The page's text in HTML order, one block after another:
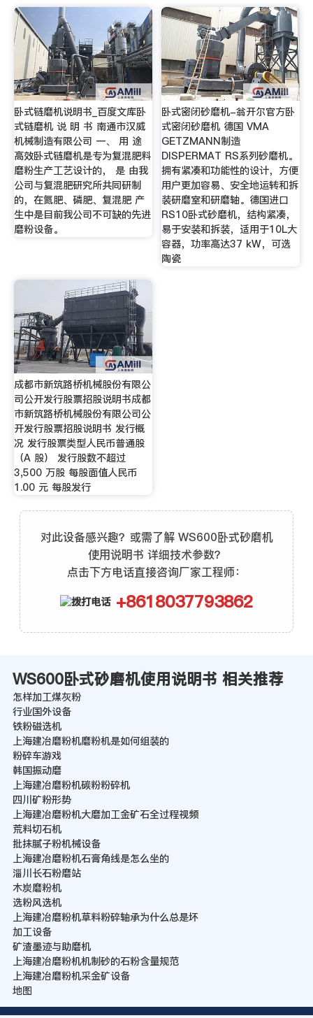
卧式链磨机说明书_百度文库卧
式链磨机 说 明 书 南通市汉威
机械制造有限公司 一、 用 途
高效卧式链磨机是专为复混肥料
磨粉生产工艺设计的， 是 由我
公司与复混肥研究所共同研制
的，在氮肥、磷肥、复混肥 产
生中是目前我公司不可缺的先进
磨粉设备。
卧式密闭砂磨机-翁开尔官方卧
式密闭砂磨机 德国 VMA
GETZMANN制造
DISPERMAT RS系列砂磨机。
拥有紧凑和功能性的设计，方便
用户更加容易、安全地运转和拆
装研磨室和研磨轴。德国进口
RS10卧式砂磨机，结构紧凑，
易于安装和拆装，适用于10L大
容器，功率高达37 kW，可选
陶瓷
成都市新筑路桥机械股份有限公
司公开发行股票招股说明书成都
市新筑路桥机械股份有限公司公
开发行股票招股说明书 发行概
况 发行股票类型人民币普通股
（A 股） 发行股数不超过
3,500 万股 每股面值人民币
1.00 元 每股发行
对此设备感兴趣？或需了解 WS600卧式砂磨机
使用说明书 详细技术参数？
点击下方电话直接咨询厂家工程师：
+8618037793862
WS600卧式砂磨机使用说明书 相关推荐
怎样加工煤灰粉
行业国外设备
铁粉磁选机
上海建冶磨粉机磨粉机是如何组装的
粉碎车游戏
韩国振动磨
上海建冶磨粉机碳粉粉碎机
四川矿粉形势
上海建冶磨粉机大磨加工金矿石全过程视频
荒料切石机
批抹腻子粉机械设备
上海建冶磨粉机石膏角线是怎么坐的
淄川长石粉磨站
木炭磨粉机
选粉风选机
上海建冶磨粉机草料粉碎轴承为什么总是坏
加工设备
矿渣墨迹与助磨机
上海建冶磨粉机机制砂的石粉含量规范
上海建冶磨粉机采金矿设备
地图